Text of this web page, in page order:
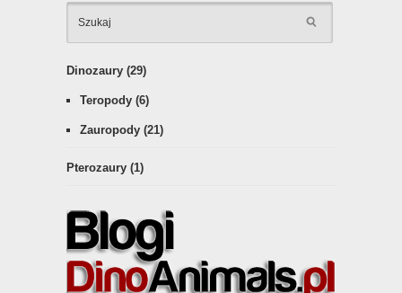
Dinozaury (29)
Teropody (6)
Zauropody (21)
Pterozaury (1)